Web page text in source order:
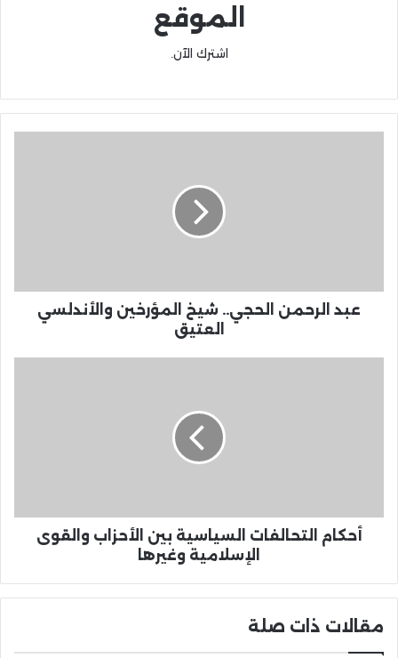
الموقع
اشترك الآن.
عبد الرحمن الحجي.. شيخ المؤرخين والأندلسي
العتيق
أحكام التحالفات السياسية بين الأحزاب والقوى
الإسلامية وغيرها
مقالات ذات صلة